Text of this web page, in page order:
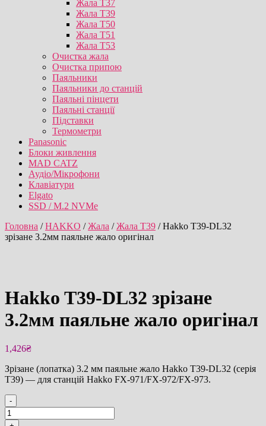
Жала T37
Жала T39
Жала T50
Жала T51
Жала T53
Очистка жала
Очистка припою
Паяльники
Паяльники до станцій
Паяльні пінцети
Паяльні станції
Підставки
Термометри
Panasonic
Блоки живлення
MAD CATZ
Аудіо/Мікрофони
Клавіатури
Elgato
SSD / M.2 NVMe
Головна /HAKKO /Жала /Жала T39 / Hakko T39-DL32
зрізане 3.2мм паяльне жало оригінал
Hakko T39-DL32 зрізане
3.2мм паяльне жало оригінал
1,426₴
Зрізане (лопатка) 3.2 мм паяльне жало Hakko T39-DL32 (серія
T39) — для станцій Hakko FX-971/FX-972/FX-973.
-
Hakko
T39-